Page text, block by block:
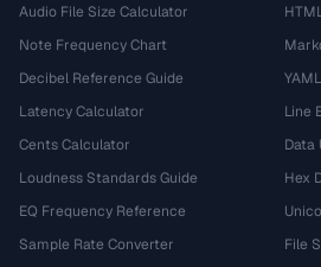
Audio File Size Calculator
Note Frequency Chart
Decibel Reference Guide
Latency Calculator
Cents Calculator
Loudness Standards Guide
EQ Frequency Reference
Sample Rate Converter
Line
Data
Hex
File